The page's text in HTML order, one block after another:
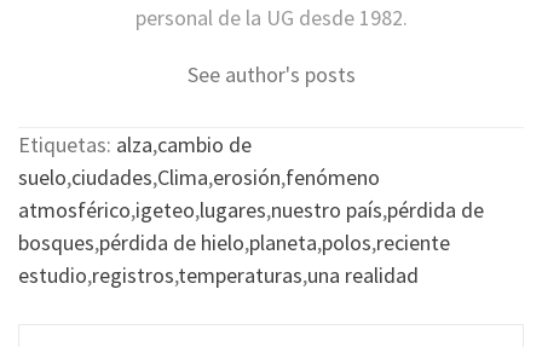
personal de la UG desde 1982.
See author's posts
Etiquetas: alza,cambio de
suelo,ciudades,Clima,erosión,fenómeno
atmosférico,igeteo,lugares,nuestro país,pérdida de
bosques,pérdida de hielo,planeta,polos,reciente
estudio,registros,temperaturas,una realidad